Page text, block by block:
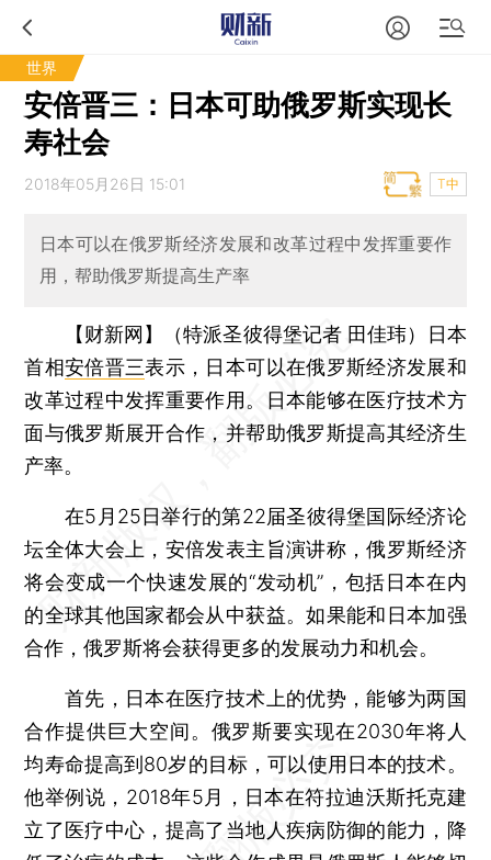
世界
安倍晋三：日本可助俄罗斯实现长
寿社会
2018年05月26日 15:01 T中
日本可以在俄罗斯经济发展和改革过程中发挥重要作
用，帮助俄罗斯提高生产率
【财新网】（特派圣彼得堡记者 田佳玮）
日本
首相安倍晋三表示，日本可以在俄罗斯经济发展和
改革过程中发挥重要作用。日本能够在医疗技术方
面与俄罗斯展开合作，并帮助俄罗斯提高其经济生
产率。
在5月25日举行的第22届圣彼得堡国际经济论
坛全体大会上，安倍发表主旨演讲称，俄罗斯经济
将会变成一个快速发展的“发动机”，包括日本在内
的全球其他国家都会从中获益。如果能和日本加强
合作，俄罗斯将会获得更多的发展动力和机会。
首先，日本在医疗技术上的优势，能够为两国
合作提供巨大空间。俄罗斯要实现在2030年将人
均寿命提高到80岁的目标，可以使用日本的技术。
他举例说，2018年5月，日本在符拉迪沃斯托克建
立了医疗中心，提高了当地人疾病防御的能力，降